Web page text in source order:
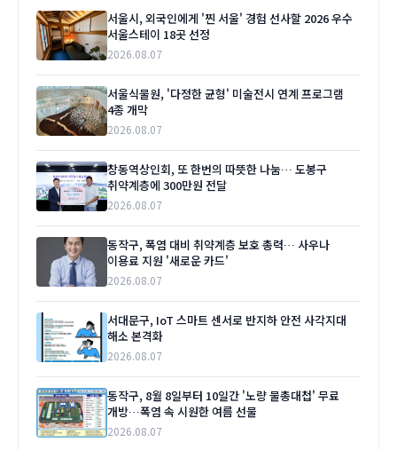
서울시, 외국인에게 '찐 서울' 경험 선사할 2026 우수
서울스테이 18곳 선정
2026.08.07
서울식물원, '다정한 균형' 미술전시 연계 프로그램
4종 개막
2026.08.07
창동역상인회, 또 한번의 따뜻한 나눔… 도봉구
취약계층에 300만원 전달
2026.08.07
동작구, 폭염 대비 취약계층 보호 총력… 사우나
이용료 지원 '새로운 카드'
2026.08.07
서대문구, IoT 스마트 센서로 반지하 안전 사각지대
해소 본격화
2026.08.07
동작구, 8월 8일부터 10일간 '노량 물총대첩' 무료
개방…폭염 속 시원한 여름 선물
2026.08.07